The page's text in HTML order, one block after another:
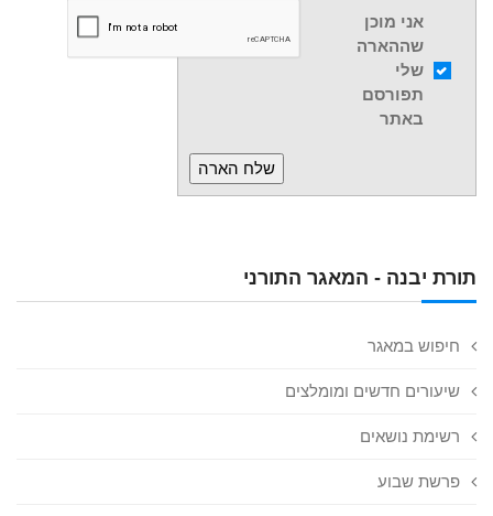
תורת יבנה - המאגר התורני
חיפוש במאגר
שיעורים חדשים ומומלצים
רשימת נושאים
פרשת שבוע
אני מוכן
שההארה
שלי
תפורסם
באתר